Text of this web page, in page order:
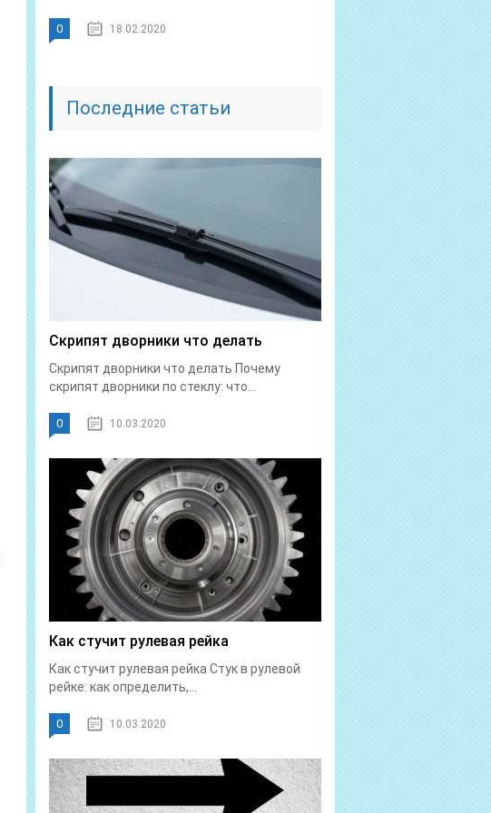
0 18.02.2020
Последние статьи
Скрипят дворники что делать
Скрипят дворники что делать Почему
скрипят дворники по стеклу: что...
0 10.03.2020
Как стучит рулевая рейка
Как стучит рулевая рейка Стук в рулевой
рейке: как определить,...
0 10.03.2020